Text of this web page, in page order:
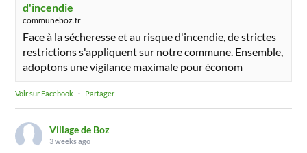
d'incendie
communeboz.fr
Face à la sécheresse et au risque d'incendie, de strictes
restrictions s'appliquent sur notre commune. Ensemble,
adoptons une vigilance maximale pour économ
Voir sur Facebook · Partager
Village de Boz
3 weeks ago